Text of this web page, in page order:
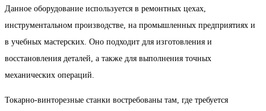
Данное оборудование используется в ремонтных цехах,
инструментальном производстве, на промышленных предприятиях и
в учебных мастерских. Оно подходит для изготовления и
восстановления деталей, а также для выполнения точных
механических операций.
Токарно-винторезные станки востребованы там, где требуется